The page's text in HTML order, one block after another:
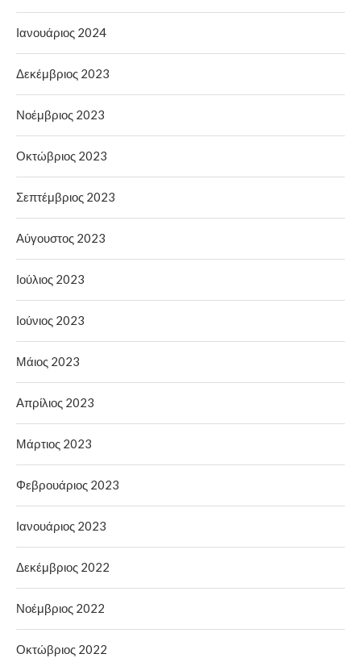
Ιανουάριος 2024
Δεκέμβριος 2023
Νοέμβριος 2023
Οκτώβριος 2023
Σεπτέμβριος 2023
Αύγουστος 2023
Ιούλιος 2023
Ιούνιος 2023
Μάιος 2023
Απρίλιος 2023
Μάρτιος 2023
Φεβρουάριος 2023
Ιανουάριος 2023
Δεκέμβριος 2022
Νοέμβριος 2022
Οκτώβριος 2022